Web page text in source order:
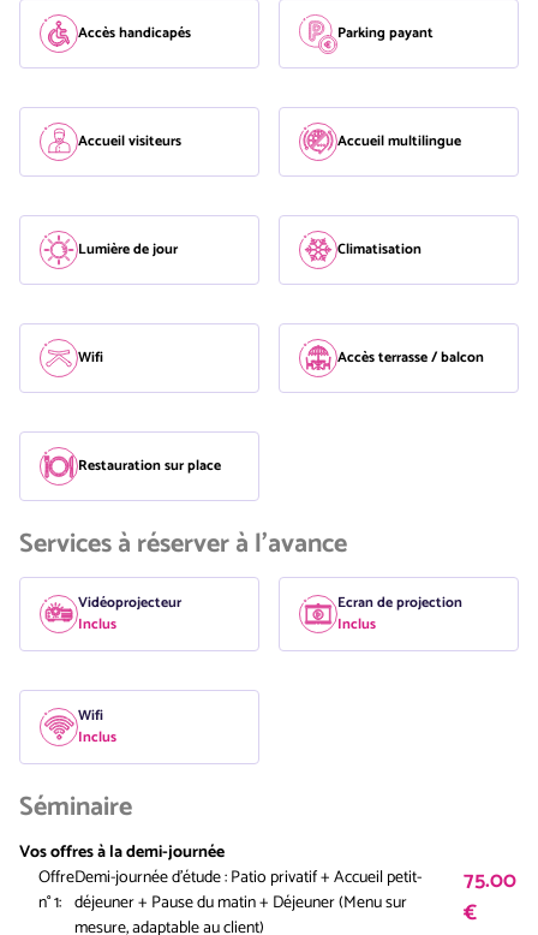
Accès handicapés Parking payant
Accueil visiteurs Accueil multilingue
Lumière de jour Climatisation
Wifi Accès terrasse / balcon
Restauration sur place
Services à réserver à l'avance
Vidéoprojecteur
Inclus
Ecran de projection
Inclus
Wifi
Inclus
Séminaire
Vos offres à la demi-journée
Offre
n° 1:
Demi-journée d'étude : Patio privatif + Accueil petit-
déjeuner + Pause du matin + Déjeuner (Menu sur
mesure, adaptable au client)
75.00
€